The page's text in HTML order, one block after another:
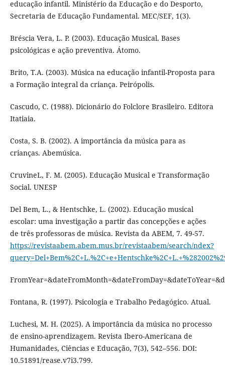
educação infantil. Ministério da Educação e do Desporto,
Secretaria de Educação Fundamental. MEC/SEF, 1(3).
Bréscia Vera, L. P. (2003). Educação Musical. Bases
psicológicas e ação preventiva. Átomo.
Brito, T.A. (2003). Música na educação infantil-Proposta para
a Formação integral da criança. Peirópolis.
Cascudo, C. (1988). Dicionário do Folclore Brasileiro. Editora
Itatiaia.
Costa, S. B. (2002). A importância da música para as
crianças. Abemúsica.
CruvineL, F. M. (2005). Educação Musical e Transformação
Social. UNESP
Del Bem, L., & Hentschke, L. (2002). Educação musical
escolar: uma investigação a partir das concepções e ações
de três professoras de música. Revista da ABEM, 7. 49-57.
https://revistaabem.abem.mus.br/revistaabem/search/ndex?
Fontana, R. (1997). Psicologia e Trabalho Pedagógico. Atual.
Luchesi, M. H. (2025). A importância da música no processo
de ensino-aprendizagem. Revista Ibero-Americana de
Humanidades, Ciências e Educação, 7(3), 542–556. DOI:
10.51891/rease.v7i3.799.